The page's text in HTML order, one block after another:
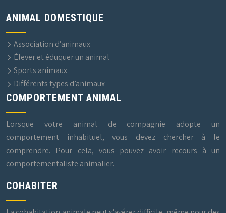
ANIMAL DOMESTIQUE
Association d’animaux
Élever et éduquer un animal
Sports animaux
Différents types d’animaux
COMPORTEMENT ANIMAL
Lorsque votre animal de compagnie adopte un
comportement inhabituel, vous devez chercher à le
comprendre. Pour cela, vous pouvez avoir recours à un
comportementaliste animalier.
COHABITER